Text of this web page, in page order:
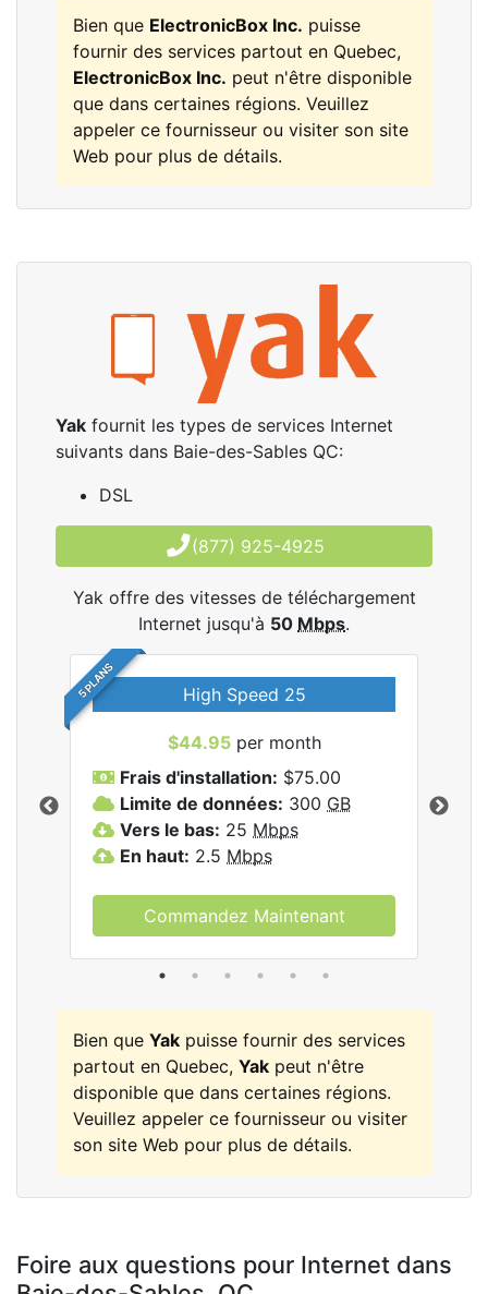
Bien que ElectronicBox Inc. puisse
fournir des services partout en Quebec,
ElectronicBox Inc. peut n'être disponible
que dans certaines régions. Veuillez
appeler ce fournisseur ou visiter son site
Web pour plus de détails.
Yak fournit les types de services Internet
suivants dans Baie-des-Sables QC:
DSL
(877) 925-4925
Yak offre des vitesses de téléchargement
Internet jusqu'à 50 Mbps.
5 PLANS High Speed 25
$44.95per month
Frais d'installation: $75.00
Limite de données: 300 GB
Vers le bas: 25 Mbps
En haut: 2.5 Mbps
Commandez Maintenant
Bien que Yak puisse fournir des services
partout en Quebec, Yak peut n'être
disponible que dans certaines régions.
Veuillez appeler ce fournisseur ou visiter
son site Web pour plus de détails.
Foire aux questions pour Internet dans